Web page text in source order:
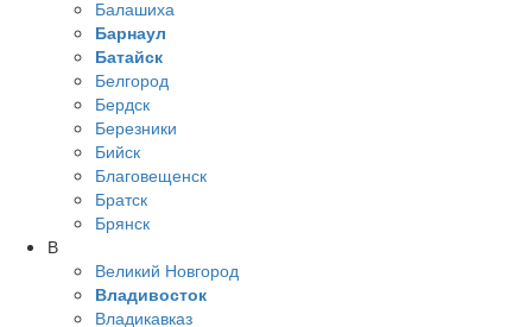
Балашиха
Барнаул
Батайск
Белгород
Бердск
Березники
Бийск
Благовещенск
Братск
Брянск
В
Великий Новгород
Владивосток
Владикавказ